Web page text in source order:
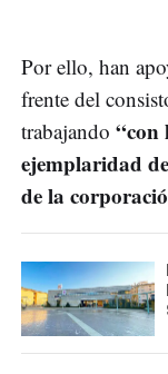
Por ello, han
frente del
trabajando“con
ejemplaridad
de la